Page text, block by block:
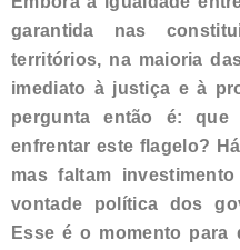
garantida nas
territórios, na maioria
imediato à justiça e à
pergunta então é: que
enfrentar este flagelo?
mas faltam
vontade política dos
Esse é o momento